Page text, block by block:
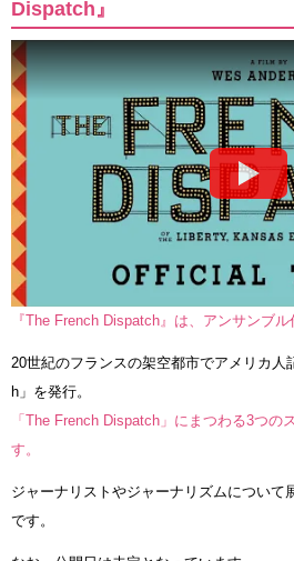
Dispatch』
『The French Dispatch』は、アンサンブル
20世紀のフランスの架空都市でアメリカ人
h」を発行。
「The French Dispatch」にまつわる3つの
す。
ジャーナリストやジャーナリズムについて
です。